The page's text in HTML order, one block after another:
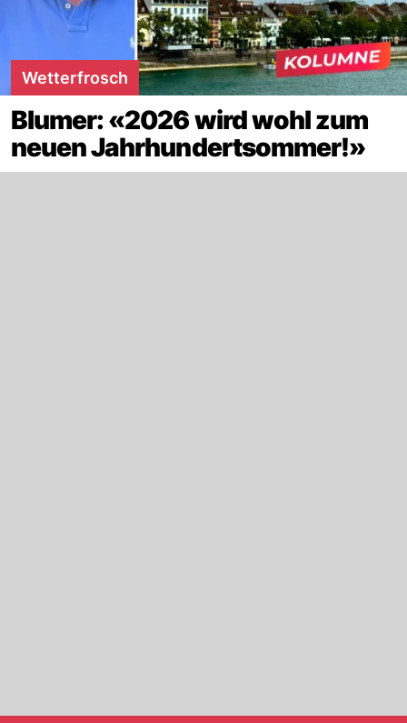
Wetterfrosch
Blumer: «2026 wird wohl zum
neuen Jahrhundertsommer!»